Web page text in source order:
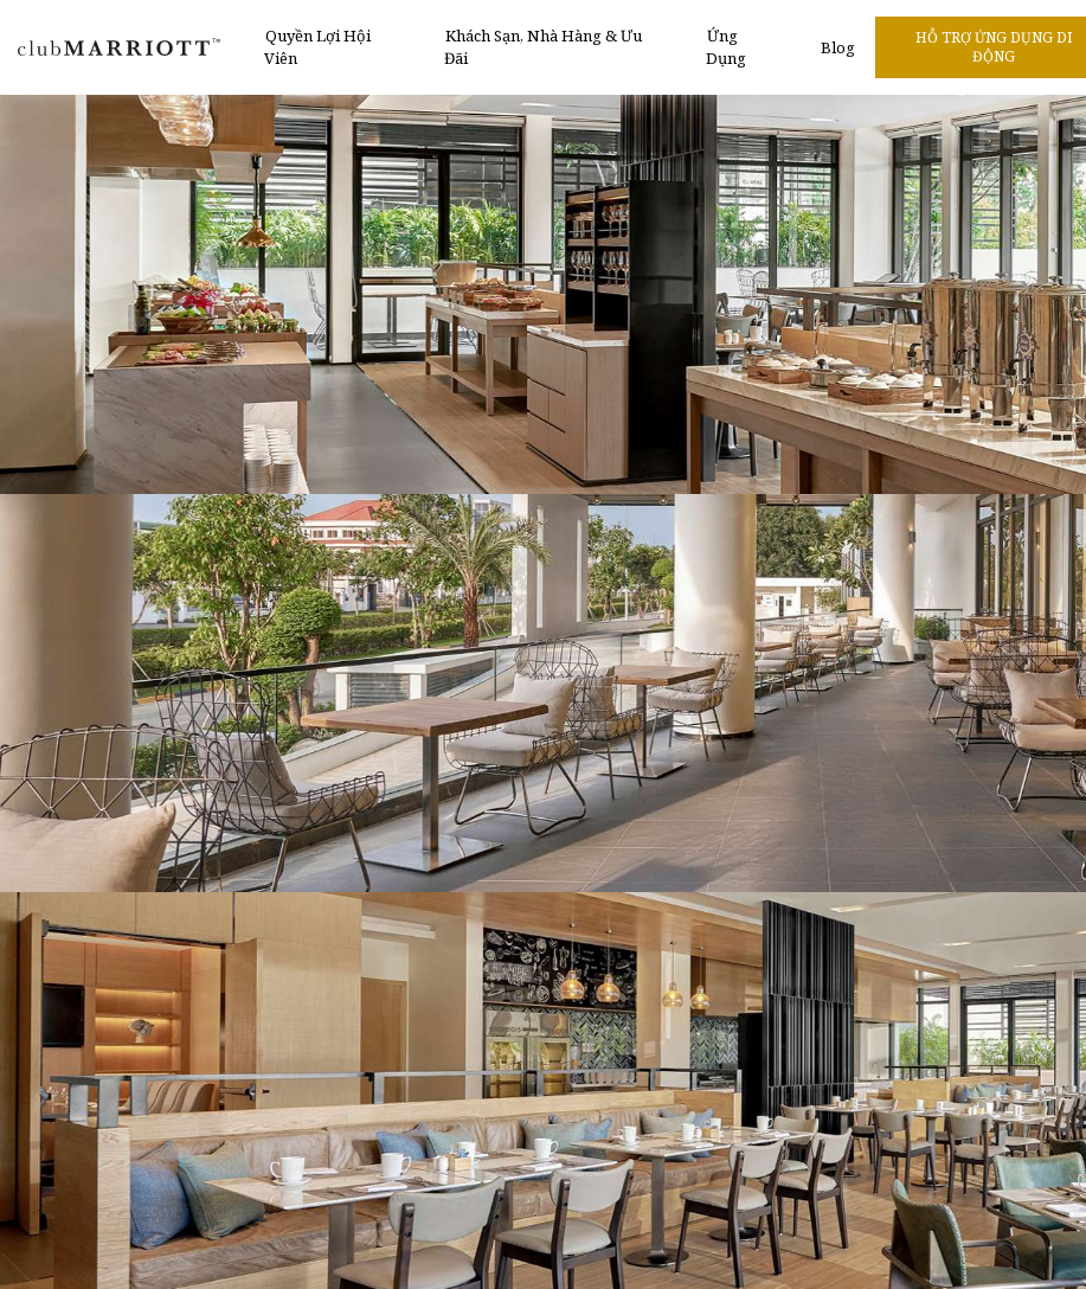
Quyền Lợi Hội
Viên
Khách Sạn, Nhà Hàng & Ưu
Đãi
Ứng
Dụng
Blog
HỖ TRỢ ỨNG DỤNG DI
ĐỘNG